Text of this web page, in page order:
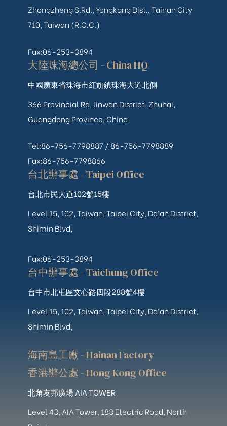
Zhongzheng S.Rd., Yongkang Dist., Tainan City
710, Taiwan (R.O.C.)
Fax:06-253-3894
大陸珠海總公司 - China HQ
中國廣東省珠海市紅旗鎮珠海大道北側
366 Provincial Rd, Jinwan District, Zhuhai,
Guangdong Province, China
Tel:86-756-7798887 / 86-756-7798889
Fax:86-756-7798866
台北辦事處 - Taipei Office
台北市民大道102號15樓
Level 15, 102, Taiwan, Taipei City, Da’an District,
Shimin Blvd,
Fax:06-253-3894
台中辦事處 - Taichung Office
台中市北屯區文心路四段288號4樓
Level 15, 102, Taiwan, Taipei City, Da’an District,
Shimin Blvd,
海南島工廠 - Hainan Factory
香港辦公處 - Hong Kong Office
北角友邦廣場 AIA TOWER
Level 43, AIA Tower, 183 Electric Road, North